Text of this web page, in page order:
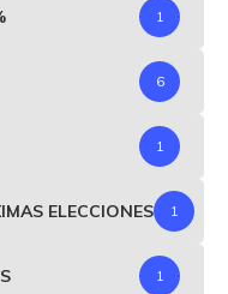
1
6
1
ELECCIONES 1
1